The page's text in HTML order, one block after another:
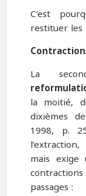
C’est
restituer les
La
la moitié,
dixièmes
1998, p.
mais
passages :